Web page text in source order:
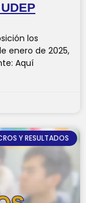
los
enero de 2025,
Aquí
Y RESULTADOS